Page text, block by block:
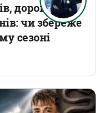
дорогі
чи збереже
сезоні